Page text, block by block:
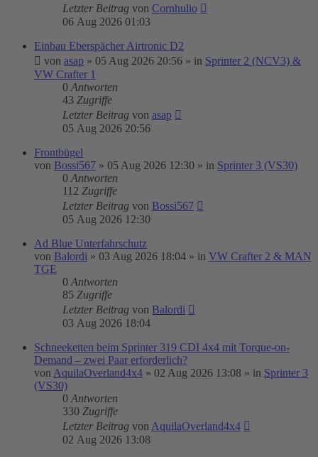
Letzter Beitrag von Cornhulio
06 Aug 2026 01:03
Einbau Eberspächer Airtronic D2
von asap » 05 Aug 2026 20:56 » in Sprinter 2 (NCV3) &
VW Crafter 1
0 Antworten
43 Zugriffe
Letzter Beitrag von asap
05 Aug 2026 20:56
Frontbügel
von Bossi567 » 05 Aug 2026 12:30 » in Sprinter 3 (VS30)
0 Antworten
112 Zugriffe
Letzter Beitrag von Bossi567
05 Aug 2026 12:30
Ad Blue Unterfahrschutz
von Balordi » 03 Aug 2026 18:04 » in VW Crafter 2 & MAN
TGE
0 Antworten
85 Zugriffe
Letzter Beitrag von Balordi
03 Aug 2026 18:04
Schneeketten beim Sprinter 319 CDI 4x4 mit Torque-on-
Demand – zwei Paar erforderlich?
von AquilaOverland4x4 » 02 Aug 2026 13:08 » in Sprinter 3
(VS30)
0 Antworten
330 Zugriffe
Letzter Beitrag von AquilaOverland4x4
02 Aug 2026 13:08